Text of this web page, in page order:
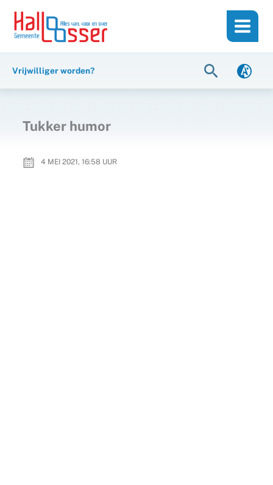
inhoud
naar
Vrijwilliger worden? Zoeken
Tukker humor
4 MEI 2021, 16:58 UUR